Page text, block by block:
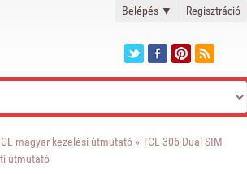
Belépés ▼ Regisztráció
magyar kezelési útmutató » TCL 306 Dual SIM
útmutató